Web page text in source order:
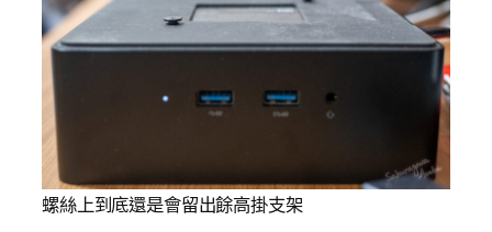
螺絲上到底還是會留出餘高掛支架